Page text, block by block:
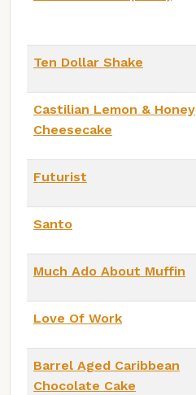
Ten Dollar Shake
Castilian Lemon & Honey
Cheesecake
Futurist
Santo
Much Ado About Muffin
Love Of Work
Barrel Aged Caribbean
Chocolate Cake